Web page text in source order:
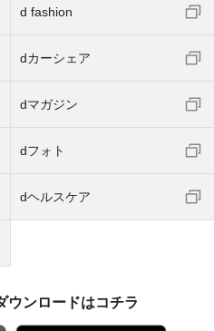
d fashion
dカーシェア
dマガジン
dフォト
dヘルスケア
ウンロードはコチラ